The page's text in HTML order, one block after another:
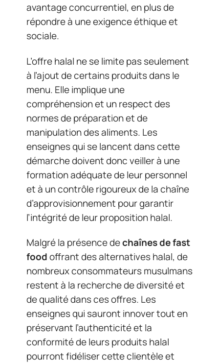
avantage concurrentiel, en plus de
répondre à une exigence éthique et
sociale.
L’offre halal ne se limite pas seulement
à l’ajout de certains produits dans le
menu. Elle implique une
compréhension et un respect des
normes de préparation et de
manipulation des aliments. Les
enseignes qui se lancent dans cette
démarche doivent donc veiller à une
formation adéquate de leur personnel
et à un contrôle rigoureux de la chaîne
d’approvisionnement pour garantir
l’intégrité de leur proposition halal.
Malgré la présence dechaînes de fast
foodoffrant des alternatives halal, de
nombreux consommateurs musulmans
restent à la recherche de diversité et
de qualité dans ces offres. Les
enseignes qui sauront innover tout en
préservant l’authenticité et la
conformité de leurs produits halal
pourront fidéliser cette clientèle et